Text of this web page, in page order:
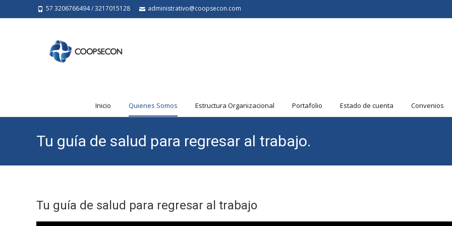
57 3206766494 / 3217015128 administrativo@coopsecon.com
Inicio Quienes Somos Estructura Organizacional Portafolio Estado de cuenta Convenios
Tu guía de salud para regresar al trabajo.
Tu guía de salud para regresar al trabajo